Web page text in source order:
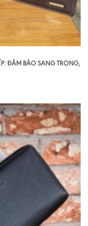
ĐẢM BẢO SANG TRỌNG,